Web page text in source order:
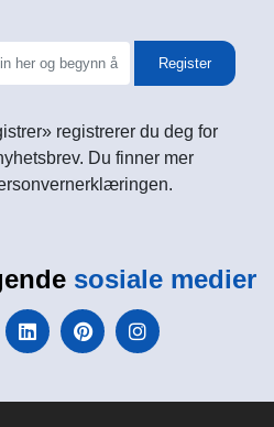
Register
registrerer du deg for
Du finner mer
sosiale medier